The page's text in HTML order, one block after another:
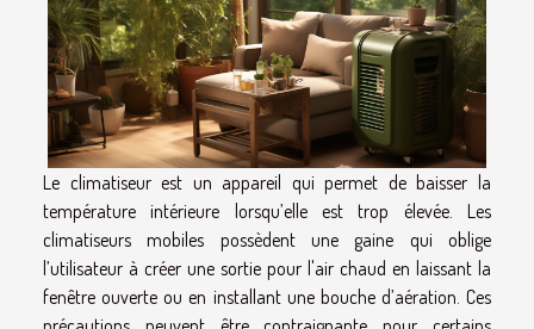
Le climatiseur est un appareil qui permet de baisser la
température intérieure lorsqu’elle est trop élevée. Les
climatiseurs mobiles possèdent une gaine qui oblige
l’utilisateur à créer une sortie pour l'air chaud en laissant la
fenêtre ouverte ou en installant une bouche d’aération. Ces